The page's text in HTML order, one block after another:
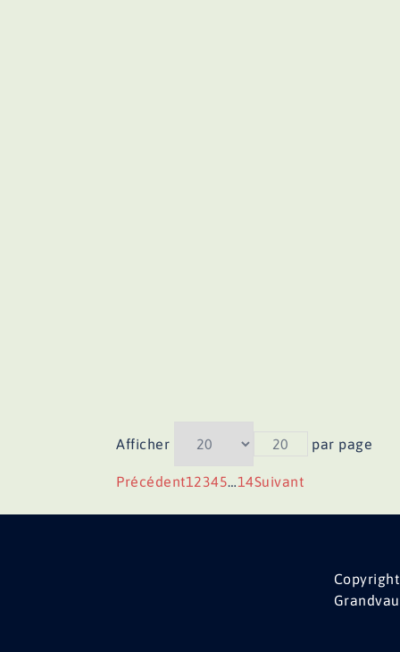
Afficher 20 par page
Précédent12345…14Suivant